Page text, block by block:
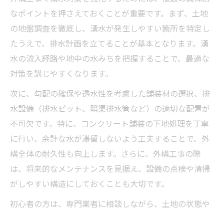
なポイントを押さえておくことが重要です。まず、土地
の地盤調査を徹底し、湧水が発生しやすい箇所を特定し
たうえで、排水計画を立てることが基本となります。湧
水の流入経路や地中の水みちを把握することで、最適な
対策を講じやすくなります。
次に、勾配の確保や透水性を考慮した舗装材の選択、排
水設備（排水ピット、暗渠排水管など）の適切な配置が
不可欠です。特に、コンクリート舗装の下地処理を丁寧
に行い、余計な水が滞留しないよう工夫することで、外
構全体の耐久性も向上します。さらに、外構工事の際
は、将来的なメンテナンスを見据え、設備の点検や清掃
がしやすい構造にしておくことも大切です。
初心者の方は、専門業者に相談しながら、土地の状態や